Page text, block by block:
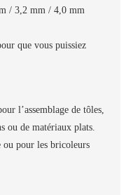
/ 3,2 mm / 4,0 mm
que vous puissiez
l’assemblage de tôles,
ou de matériaux plats.
pour les bricoleurs